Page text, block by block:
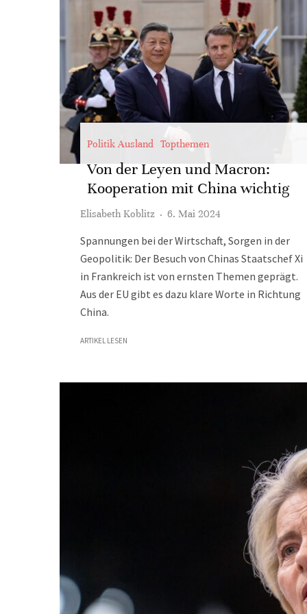
Politik Ausland Topthemen
Von der Leyen und Macron:
Kooperation mit China wichtig
Elisabeth Koblitz · 6. Mai 2024
Spannungen bei der Wirtschaft, Sorgen in der
Geopolitik: Der Besuch von Chinas Staatschef Xi
in Frankreich ist von ernsten Themen geprägt.
Aus der EU gibt es dazu klare Worte in Richtung
China.
ARTIKEL LESEN